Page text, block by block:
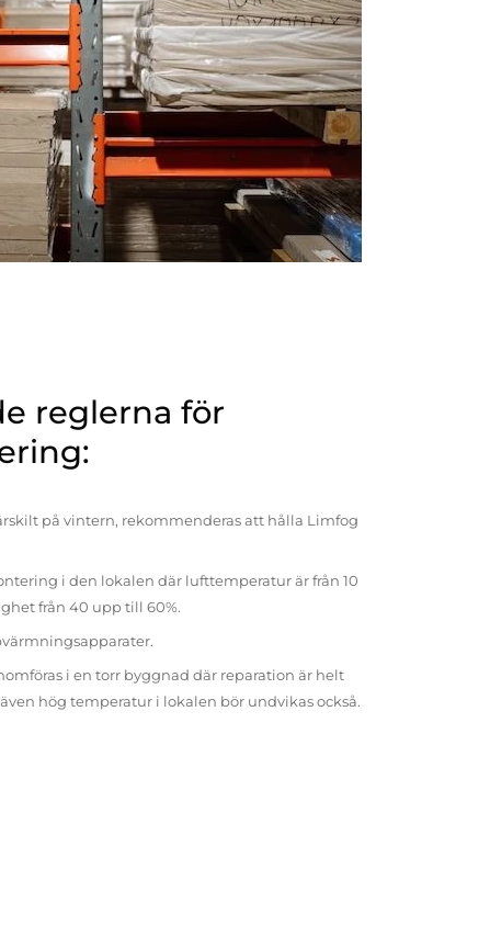
reglerna för
på vintern, rekommenderas att hålla Limfog
i den lokalen där lufttemperatur är från 10
från 40 upp till 60%.
i en torr byggnad där reparation är helt
hög temperatur i lokalen bör undvikas också.